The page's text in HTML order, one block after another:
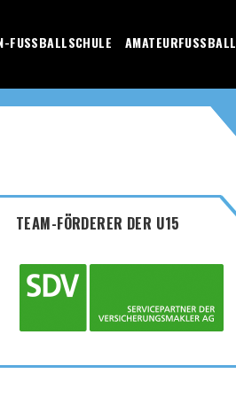
FUSSBALLSCHULE AMATEURFUSSBALL
TEAM-FÖRDERER DER U15